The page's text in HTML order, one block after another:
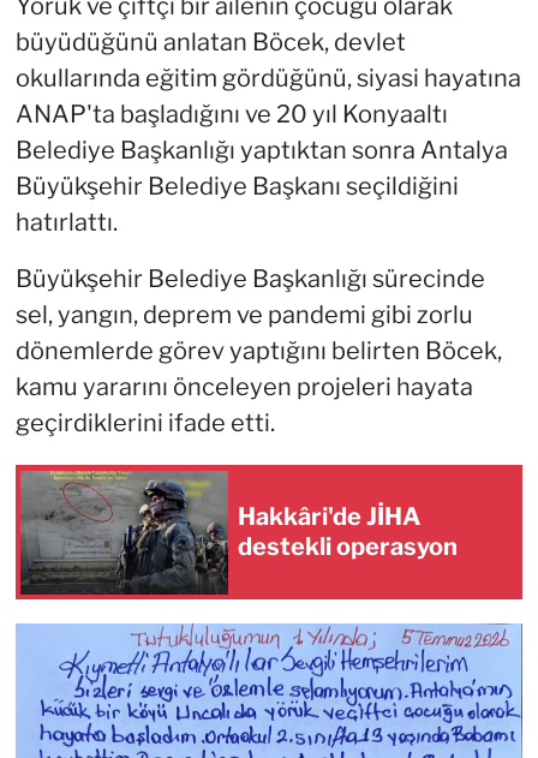
Yörük ve çiftçi bir ailenin çocuğu olarak
büyüdüğünü anlatan Böcek, devlet
okullarında eğitim gördüğünü, siyasi hayatına
ANAP'ta başladığını ve 20 yıl Konyaaltı
Belediye Başkanlığı yaptıktan sonra Antalya
Büyükşehir Belediye Başkanı seçildiğini
hatırlattı.
Büyükşehir Belediye Başkanlığı sürecinde
sel, yangın, deprem ve pandemi gibi zorlu
dönemlerde görev yaptığını belirten Böcek,
kamu yararını önceleyen projeleri hayata
geçirdiklerini ifade etti.
Hakkâri'de JİHA
destekli operasyon